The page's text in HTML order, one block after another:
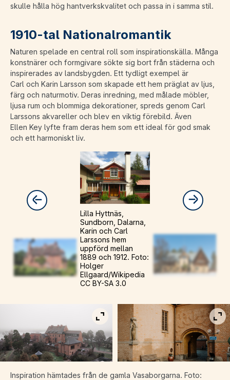
skulle hålla hög hantverkskvalitet och passa in i samma stil.
1910-tal Nationalromantik
Naturen spelade en central roll som inspirationskälla. Många
konstnärer och formgivare sökte sig bort från städerna och
inspirerades av landsbygden. Ett tydligt exempel är
Carl och Karin Larsson som skapade ett hem präglat av ljus,
färg och naturmotiv. Deras inredning, med målade möbler,
ljusa rum och blommiga dekorationer, spreds genom Carl
Larssons akvareller och blev en viktig förebild. Även
Ellen Key lyfte fram deras hem som ett ideal för god smak
och ett harmoniskt liv.
Lilla Hyttnäs,
Sundborn, Dalarna,
Karin och Carl
Larssons hem
uppförd mellan
1889 och 1912. Foto:
Holger
Ellgaard/Wikipedia
CC BY-SA 3.0
Visa bild i fullskärm
Inspiration hämtades från de gamla Vasaborgarna. Foto: